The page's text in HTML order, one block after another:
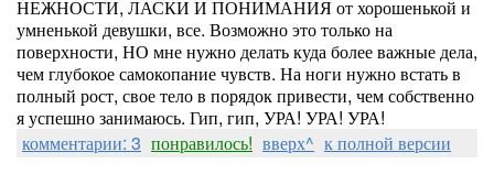
НЕЖНОСТИ, ЛАСКИ И ПОНИМАНИЯ от хорошенькой и
умненькой девушки, все. Возможно это только на
поверхности, НО мне нужно делать куда более важные дела,
чем глубокое самокопание чувств. На ноги нужно встать в
полный рост, свое тело в порядок привести, чем собственно
я успешно занимаюсь. Гип, гип, УРА! УРА! УРА!
комментарии: 3 понравилось! вверх^ к полной версии